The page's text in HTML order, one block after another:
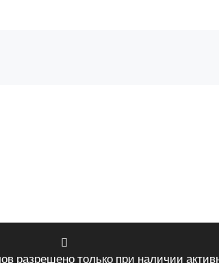
разрешено только при наличии